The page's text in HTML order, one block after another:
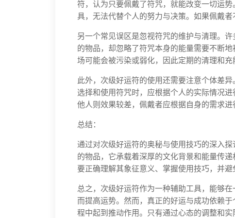
符，认为只要佩戴了符咒，就能改变一切运
具，无法代替个人的努力与决策。如果佩戴
另一个常见误区是忽视符咒的维护与清理。
的物品，却忽略了符咒本身的能量需要不断
场可能会被污染或弱化，因此定期的清理和充
此外，次级好运符的使用还需要注意个体差
选择和使用符咒时，应根据个人的实际情况
他人则效果较差，佩戴者应根据自身的需求进
总结：
通过对次级好运符的奥秘与使用技巧的深入
的物品，它承载着深厚的文化背景和能量传
要正确理解其象征意义、掌握使用技巧，并避
总之，次级好运符作为一种辅助工具，能够
而提高运势。然而，真正的好运与成功依赖
程中起到推动作用。只有通过心态的调整和